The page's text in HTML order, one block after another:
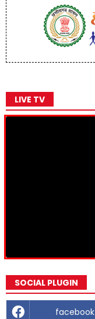
LIVE TV
SOCIAL PLUGIN
facebook